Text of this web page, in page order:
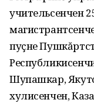
учительсенчен
пуçне
Шупашкар,
хулисенчен,